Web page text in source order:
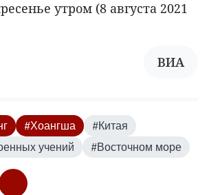
утром (8 августа 2021
ВИА
#Хоангша
#Китая
учений
#Восточном море